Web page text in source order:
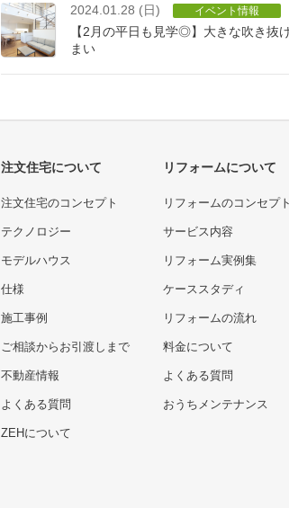
2024.01.28 (日) イベント情報
【2月の平日も見学◎】大きな吹き抜
まい
注文住宅について
注文住宅のコンセプト
テクノロジー
モデルハウス
仕様
施工事例
ご相談からお引渡しまで
不動産情報
よくある質問
ZEHについて
リフォームについて
リフォームのコンセプト
サービス内容
リフォーム実例集
ケーススタディ
リフォームの流れ
料金について
よくある質問
おうちメンテナンス